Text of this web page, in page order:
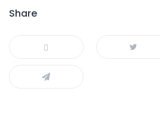
Share